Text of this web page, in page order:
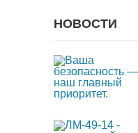
НОВОСТИ